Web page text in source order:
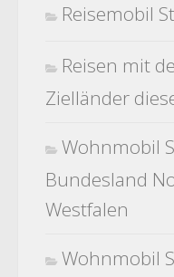
Reisemobil
Reisen mit
Zielländer
Wohnmobil
Bundesland
Westfalen
Wohnmobil